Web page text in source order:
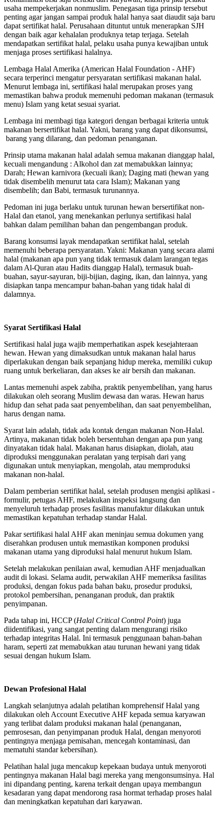
usaha mempekerjakan nonmuslim. Penegasan tiga prinsip tersebut
penting agar jangan sampai produk halal hanya saat diaudit saja baru
dapat sertifikat halal. Perusahaan dituntut untuk menerapkan SJH
dengan baik agar kehalalan produknya tetap terjaga. Setelah
mendapatkan sertifikat halal, pelaku usaha punya kewajiban untuk
menjaga proses sertifikasi halalnya.
Lembaga Halal Amerika (American Halal Foundation - AHF)
secara terperinci mengatur persyaratan sertifikasi makanan halal.
Menurut lembaga ini, sertifikasi halal merupakan proses yang
memastikan bahwa produk memenuhi pedoman makanan (termasuk
menu) Islam yang ketat sesuai syariat.
Lembaga ini membagi tiga kategori dengan berbagai kriteria untuk
makanan bersertifikat halal. Yakni, barang yang dapat dikonsumsi,
barang yang dilarang, dan pedoman penanganan.
Prinsip utama makanan halal adalah semua makanan dianggap halal,
kecuali mengandung : Alkohol dan zat memabukkan lainnya;
Darah; Hewan karnivora (kecuali ikan); Daging mati (hewan yang
tidak disembelih menurut tata cara Islam); Makanan yang
disembelih; dan Babi, termasuk turunannya.
Pedoman ini juga berlaku untuk turunan hewan bersertifikat non-
Halal dan etanol, yang menekankan perlunya sertifikasi halal
bahkan dalam pemilihan bahan dan pengembangan produk.
Barang konsumsi layak mendapatkan sertifikat halal, setelah
memenuhi beberapa persyaratan. Yakni: Makanan yang secara alami
halal (makanan apa pun yang tidak termasuk dalam larangan tegas
dalam Al-Quran atau Hadits dianggap Halal), termasuk buah-
buahan, sayur-sayuran, biji-bijian, daging, ikan, dan lainnya, yang
disiapkan tanpa mencampur bahan-bahan yang tidak halal di
dalamnya.
Syarat Sertifikasi Halal
Sertifikasi halal juga wajib memperhatikan aspek kesejahteraan
hewan. Hewan yang dimaksudkan untuk makanan halal harus
diperlakukan dengan baik sepanjang hidup mereka, memiliki cukup
ruang untuk berkeliaran, dan akses ke air bersih dan makanan.
Lantas memenuhi aspek zabiha, praktik penyembelihan, yang harus
dilakukan oleh seorang Muslim dewasa dan waras. Hewan harus
hidup dan sehat pada saat penyembelihan, dan saat penyembelihan,
harus dengan nama.
Syarat lain adalah, tidak ada kontak dengan makanan Non-Halal.
Artinya, makanan tidak boleh bersentuhan dengan apa pun yang
dinyatakan tidak halal. Makanan harus disiapkan, diolah, atau
diproduksi menggunakan peralatan yang terpisah dari yang
digunakan untuk menyiapkan, mengolah, atau memproduksi
makanan non-halal.
Dalam pemberian sertifikat halal, setelah produsen mengisi aplikasi -
formulir, petugas AHF, melakukan inspeksi langsung dan
menyeluruh terhadap proses fasilitas manufaktur dilakukan untuk
memastikan kepatuhan terhadap standar Halal.
Pakar sertifikasi halal AHF akan meninjau semua dokumen yang
diserahkan produsen untuk memastikan komponen produksi
makanan utama yang diproduksi halal menurut hukum Islam.
Setelah melakukan penilaian awal, kemudian AHF menjadualkan
audit di lokasi. Selama audit, perwakilan AHF memeriksa fasilitas
produksi, dengan fokus pada bahan baku, prosedur produksi,
protokol pembersihan, penanganan produk, dan praktik
penyimpanan.
Pada tahap ini, HCCP (Halal Critical Control Point) juga
diidentifikasi, yang sangat penting dalam mengurangi risiko
terhadap integritas Halal. Ini termasuk penggunaan bahan-bahan
haram, seperti zat memabukkan atau turunan hewani yang tidak
sesuai dengan hukum Islam.
Dewan Profesional Halal
Langkah selanjutnya adalah pelatihan komprehensif Halal yang
dilakukan oleh Account Executive AHF kepada semua karyawan
yang terlibat dalam produksi makanan halal (penanganan,
pemrosesan, dan penyimpanan produk Halal, dengan menyoroti
pentingnya menjaga pemisahan, mencegah kontaminasi, dan
mematuhi standar kebersihan).
Pelatihan halal juga mencakup kepekaan budaya untuk menyoroti
pentingnya makanan Halal bagi mereka yang mengonsumsinya. Hal
ini dipandang penting, karena terkait dengan upaya membangun
kesadaran yang dapat mendorong rasa hormat terhadap proses halal
dan meningkatkan kepatuhan dari karyawan.